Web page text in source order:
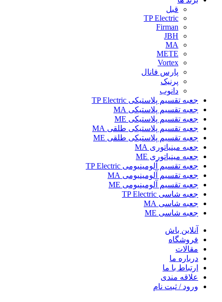
قبل
TP Electric
Firman
JBH
MA
METE
Vortex
پارس فانال
پرنیک
دانوب
جعبه تقسیم پلاستیکی TP Electric
جعبه تقسیم پلاستیکی MA
جعبه تقسیم پلاستیکی ME
جعبه تقسیم پلاستیکی طلقی MA
جعبه تقسیم پلاستیکی طلقی ME
جعبه مینیاتوری MA
جعبه مینیاتوری ME
جعبه تقسیم آلومینیومی TP Electric
جعبه تقسیم آلومینیومی MA
جعبه تقسیم آلومینیومی ME
جعبه شاسی TP Electric
جعبه شاسی MA
جعبه شاسی ME
آنلاین باش
فروشگاه
مقالات
درباره ما
ارتباط با ما
علاقه مندی
ورود / ثبت نام